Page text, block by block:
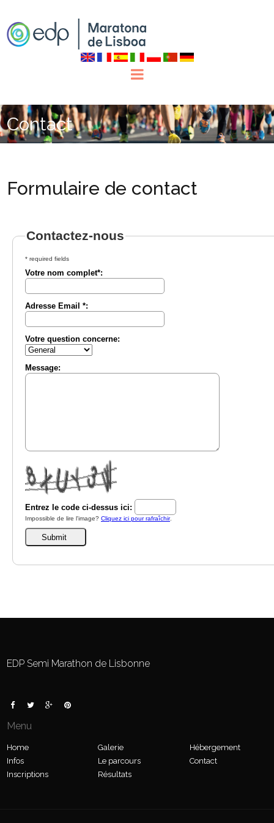
Contact
Formulaire de contact
EDP Semi Marathon de Lisbonne
Menu
Home
Infos
Inscriptions
Galerie
Le parcours
Résultats
Hébergement
Contact